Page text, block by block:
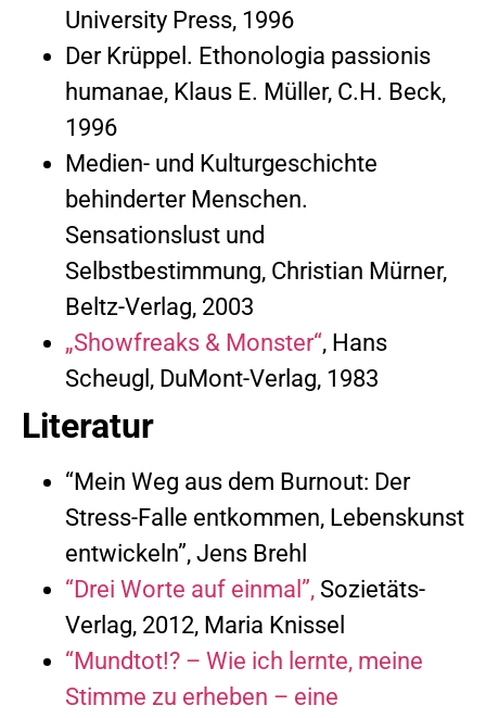
University Press, 1996
Der Krüppel. Ethonologia passionis
humanae, Klaus E. Müller, C.H. Beck,
1996
Medien- und Kulturgeschichte
behinderter Menschen.
Sensationslust und
Selbstbestimmung, Christian Mürner,
Beltz-Verlag, 2003
„Showfreaks & Monster“, Hans
Scheugl, DuMont-Verlag, 1983
Literatur
“Mein Weg aus dem Burnout: Der
Stress-Falle entkommen, Lebenskunst
entwickeln”, Jens Brehl
“Drei Worte auf einmal”, Sozietäts-
Verlag, 2012, Maria Knissel
“Mundtot!? – Wie ich lernte, meine
Stimme zu erheben – eine